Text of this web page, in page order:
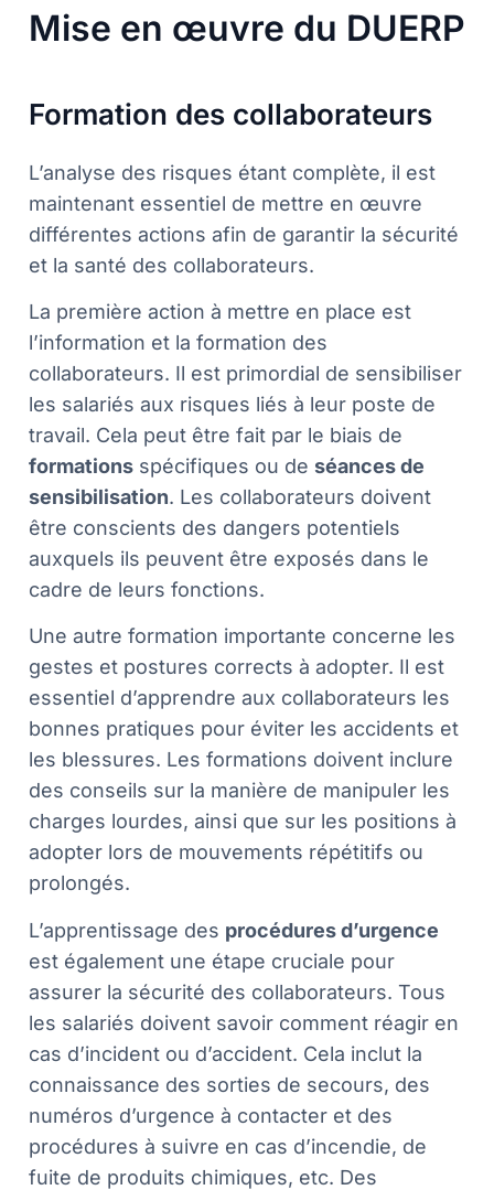
Mise en œuvre du DUERP
Formation des collaborateurs
L’analyse des risques étant complète, il est
maintenant essentiel de mettre en œuvre
différentes actions afin de garantir la sécurité
et la santé des collaborateurs.
La première action à mettre en place est
l’information et la formation des
collaborateurs. Il est primordial de sensibiliser
les salariés aux risques liés à leur poste de
travail. Cela peut être fait par le biais de
formations spécifiques ou de séances de
sensibilisation. Les collaborateurs doivent
être conscients des dangers potentiels
auxquels ils peuvent être exposés dans le
cadre de leurs fonctions.
Une autre formation importante concerne les
gestes et postures corrects à adopter. Il est
essentiel d’apprendre aux collaborateurs les
bonnes pratiques pour éviter les accidents et
les blessures. Les formations doivent inclure
des conseils sur la manière de manipuler les
charges lourdes, ainsi que sur les positions à
adopter lors de mouvements répétitifs ou
prolongés.
L’apprentissage des procédures d’urgence
est également une étape cruciale pour
assurer la sécurité des collaborateurs. Tous
les salariés doivent savoir comment réagir en
cas d’incident ou d’accident. Cela inclut la
connaissance des sorties de secours, des
numéros d’urgence à contacter et des
procédures à suivre en cas d’incendie, de
fuite de produits chimiques, etc. Des